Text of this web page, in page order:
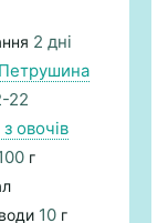
2 дні
22
овочів
г
10 г